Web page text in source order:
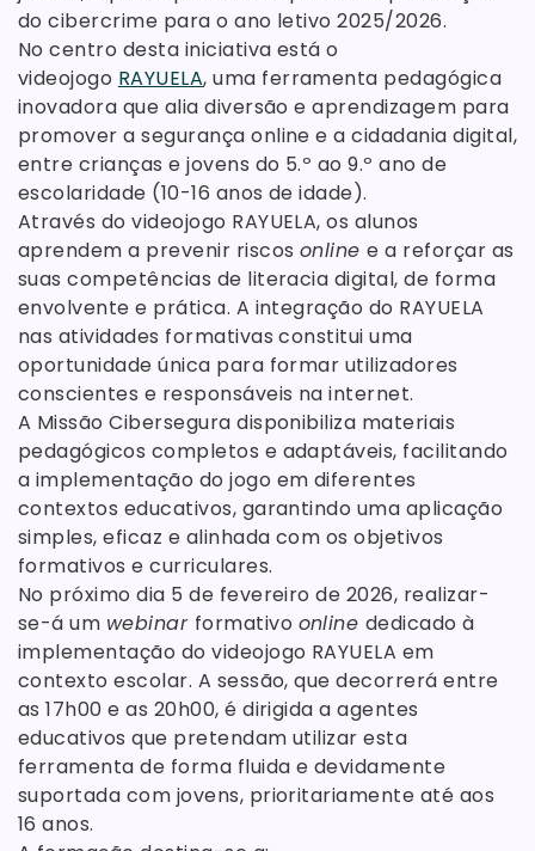
do cibercrime para o ano letivo 2025/2026.
No centro desta iniciativa está o
videojogo RAYUELA, uma ferramenta pedagógica
inovadora que alia diversão e aprendizagem para
promover a segurança online e a cidadania digital,
entre crianças e jovens do 5.º ao 9.º ano de
escolaridade (10-16 anos de idade).
Através do videojogo RAYUELA, os alunos
aprendem a prevenir riscos onlinee a reforçar as
suas competências de literacia digital, de forma
envolvente e prática. A integração do RAYUELA
nas atividades formativas constitui uma
oportunidade única para formar utilizadores
conscientes e responsáveis na internet.
A Missão Cibersegura disponibiliza materiais
pedagógicos completos e adaptáveis, facilitando
a implementação do jogo em diferentes
contextos educativos, garantindo uma aplicação
simples, eficaz e alinhada com os objetivos
formativos e curriculares.
No próximo dia 5 de fevereiro de 2026, realizar-
se-á um webinar formativo online dedicado à
implementação do videojogo RAYUELA em
contexto escolar. A sessão, que decorrerá entre
as 17h00 e as 20h00, é dirigida a agentes
educativos que pretendam utilizar esta
ferramenta de forma fluida e devidamente
suportada com jovens, prioritariamente até aos
16 anos.